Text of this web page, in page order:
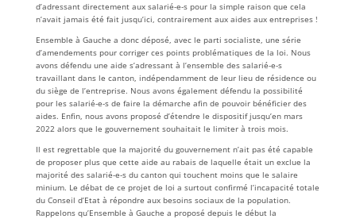
d’adressant directement aux salarié-e-s pour la simple raison que cela
n’avait jamais été fait jusqu’ici, contrairement aux aides aux entreprises !
Ensemble à Gauche a donc déposé, avec le parti socialiste, une série
d’amendements pour corriger ces points problématiques de la loi. Nous
avons défendu une aide s’adressant à l’ensemble des salarié-e-s
travaillant dans le canton, indépendamment de leur lieu de résidence ou
du siège de l’entreprise. Nous avons également défendu la possibilité
pour les salarié-e-s de faire la démarche afin de pouvoir bénéficier des
aides. Enfin, nous avons proposé d’étendre le dispositif jusqu’en mars
2022 alors que le gouvernement souhaitait le limiter à trois mois.
Il est regrettable que la majorité du gouvernement n’ait pas été capable
de proposer plus que cette aide au rabais de laquelle était un exclue la
majorité des salarié-e-s du canton qui touchent moins que le salaire
minium. Le débat de ce projet de loi a surtout confirmé l’incapacité totale
du Conseil d’Etat à répondre aux besoins sociaux de la population.
Rappelons qu’Ensemble à Gauche a proposé depuis le début la